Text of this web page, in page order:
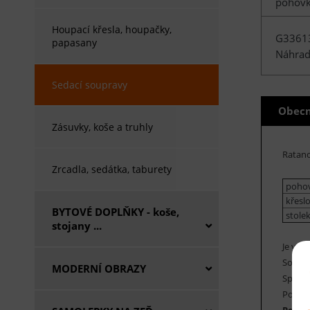
Houpací křesla, houpačky,
papasany
Sedací soupravy
Zásuvky, koše a truhly
Zrcadla, sedátka, taburety
BYTOVÉ DOPLŇKY - koše,
stojany ...
MODERNÍ OBRAZY
Je
Spoje